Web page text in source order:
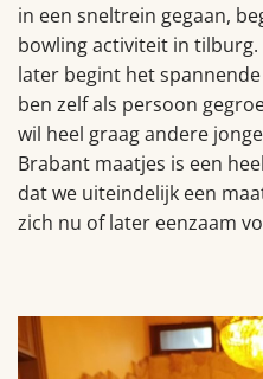
in een sneltrein gegaan,
bowling activiteit in
later begint het
ben zelf als persoon
wil heel graag andere
Brabant maatjes is een
dat we uiteindelijk een
zich nu of later eenzaam